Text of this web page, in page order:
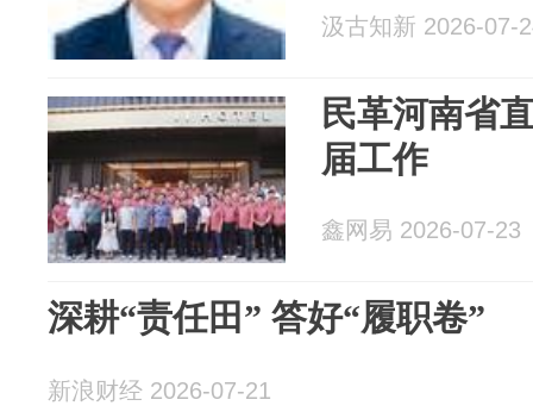
汲古知新 2026-07-
民革河南省
届工作
鑫网易 2026-07-23
深耕“责任田” 答好“履职卷”
新浪财经 2026-07-21